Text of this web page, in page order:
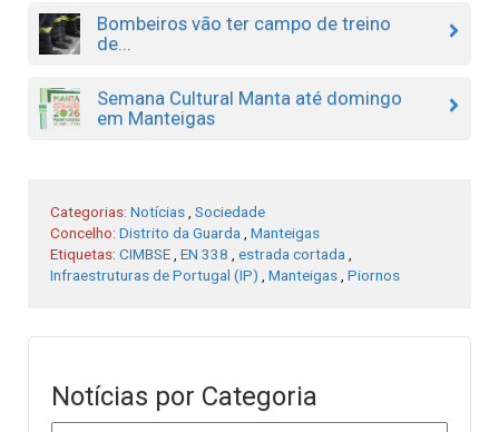
Bombeiros vão ter campo de treino
de...
Semana Cultural Manta até domingo
em Manteigas
Categorias: Notícias Sociedade
Concelho: Distrito da Guarda
Manteigas
Etiquetas: CIMBSE EN 338 estrada cortada
Infraestruturas de Portugal (IP)
Manteigas Piornos
Notícias por Categoria